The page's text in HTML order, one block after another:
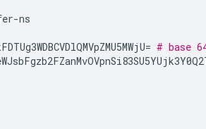
ns
# base